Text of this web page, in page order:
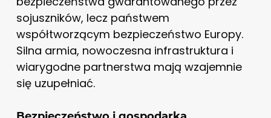
sojuszników, lecz państwem
współtworzącym bezpieczeństwo Europy.
Silna armia, nowoczesna infrastruktura i
wiarygodne partnerstwa mają wzajemnie
się uzupełniać.